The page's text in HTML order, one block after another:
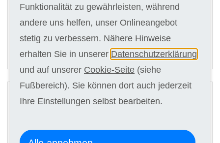
Kursgebühr
3 x 126,00 €
Digitale Kursunterlagen
Kursgebühr
2
Funktionalität zu gewährleisten, während
andere uns helfen, unser Onlineangebot
stetig zu verbessern. Nähere Hinweise
erhalten Sie in unserer Datenschutzerklärung
und auf unserer Cookie-Seite (siehe
Fußbereich). Sie können dort auch jederzeit
Ihre Einstellungen selbst bearbeiten.